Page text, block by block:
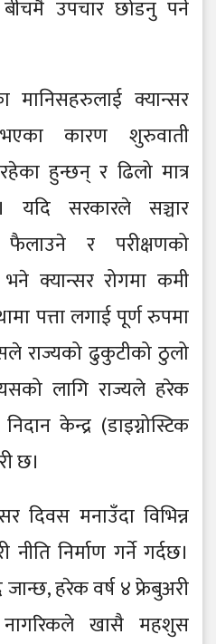
बीचमै उपचार छोडनु पर्ने
मानिसहरुलाई क्यान्सर
कारण शुरुवाती
हुन्छन् र ढिलो मात्र
यदि सरकारले सञ्चार
र परीक्षणको
क्यान्सर रोगमा कमी
पत्ता लगाई पूर्ण रुपमा
राज्यको ढुकुटीको ठुलो
लागि राज्यले हरेक
केन्द्र (डाइग्नोस्टिक
छ।
दिवस मनाउँदा विभिन्न
निर्माण गर्ने गर्दछ।
जान्छ, हरेक वर्ष ४ फ्रेबुअरी
खासै महशुस